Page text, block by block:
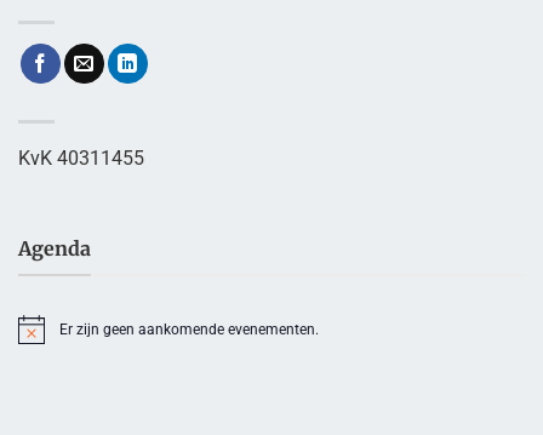
KvK 40311455
Agenda
BerichtEr zijn geen aankomende evenementen.